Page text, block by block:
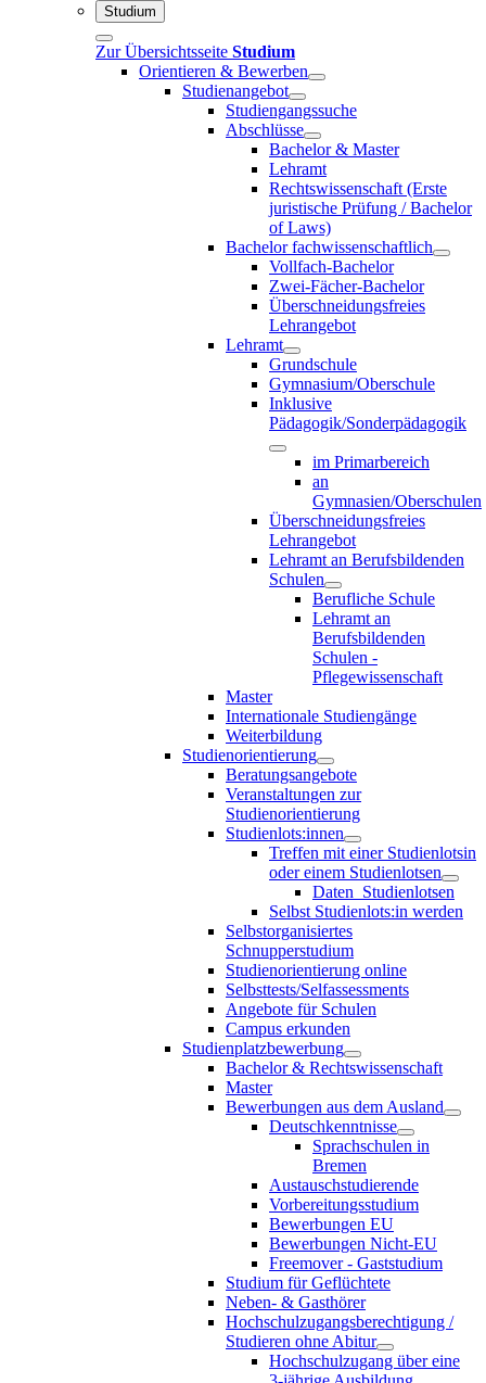
Studium
Zur Übersichtsseite Studium
Orientieren & Bewerben
Studienangebot
Studiengangssuche
Abschlüsse
Bachelor & Master
Lehramt
Rechtswissenschaft (Erste
juristische Prüfung / Bachelor
of Laws)
Bachelor fachwissenschaftlich
Vollfach-Bachelor
Zwei-Fächer-Bachelor
Überschneidungsfreies
Lehrangebot
Lehramt
Grundschule
Gymnasium/Oberschule
Inklusive
Pädagogik/Sonderpädagogik
im Primarbereich
an
Gymnasien/Oberschulen
Überschneidungsfreies
Lehrangebot
Lehramt an Berufsbildenden
Schulen
Berufliche Schule
Lehramt an
Berufsbildenden
Schulen -
Pflegewissenschaft
Master
Internationale Studiengänge
Weiterbildung
Studienorientierung
Beratungsangebote
Veranstaltungen zur
Studienorientierung
Studienlots:innen
Treffen mit einer Studienlotsin
oder einem Studienlotsen
Daten_Studienlotsen
Selbst Studienlots:in werden
Selbstorganisiertes
Schnupperstudium
Studienorientierung online
Selbsttests/Selfassessments
Angebote für Schulen
Campus erkunden
Studienplatzbewerbung
Bachelor & Rechtswissenschaft
Master
Bewerbungen aus dem Ausland
Deutschkenntnisse
Sprachschulen in
Bremen
Austauschstudierende
Vorbereitungsstudium
Bewerbungen EU
Bewerbungen Nicht-EU
Freemover - Gaststudium
Studium für Geflüchtete
Neben- & Gasthörer
Hochschulzugangsberechtigung /
Studieren ohne Abitur
Hochschulzugang über eine